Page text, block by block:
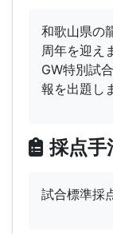
和歌山県の
周年を迎え
GW特別試
報を出題し
採点手
試合標準採